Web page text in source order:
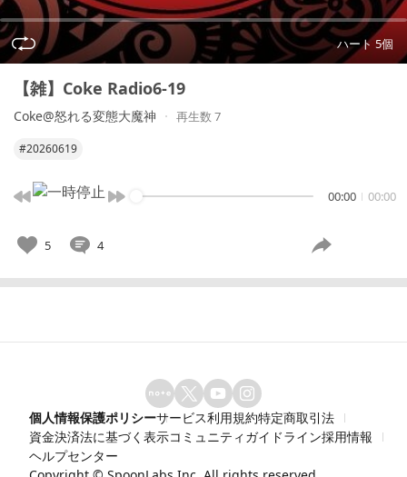
ハート 5個
【雑】Coke Radio6-19
Coke@怒れる変態大魔神 再生数 7
#20260619
00:00 00:00
5 4
個人情報保護ポリシーサービス利用規約特定商取引法
資金決済法に基づく表示コミュニティガイドライン採用情報
ヘルプセンター